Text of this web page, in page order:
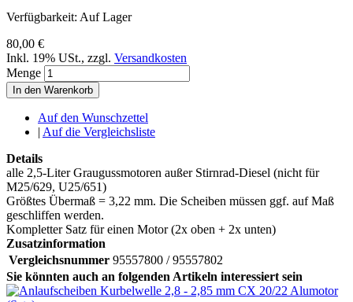
Verfügbarkeit: Auf Lager
80,00 €
Inkl. 19% USt., zzgl. Versandkosten
Menge
In den Warenkorb
Auf den Wunschzettel
| Auf die Vergleichsliste
Details
alle 2,5-Liter Graugussmotoren außer Stirnrad-Diesel (nicht für
M25/629, U25/651)
Größtes Übermaß = 3,22 mm. Die Scheiben müssen ggf. auf Maß
geschliffen werden.
Kompletter Satz für einen Motor (2x oben + 2x unten)
Zusatzinformation
Vergleichsnummer 95557800 / 95557802
Sie könnten auch an folgenden Artikeln interessiert sein